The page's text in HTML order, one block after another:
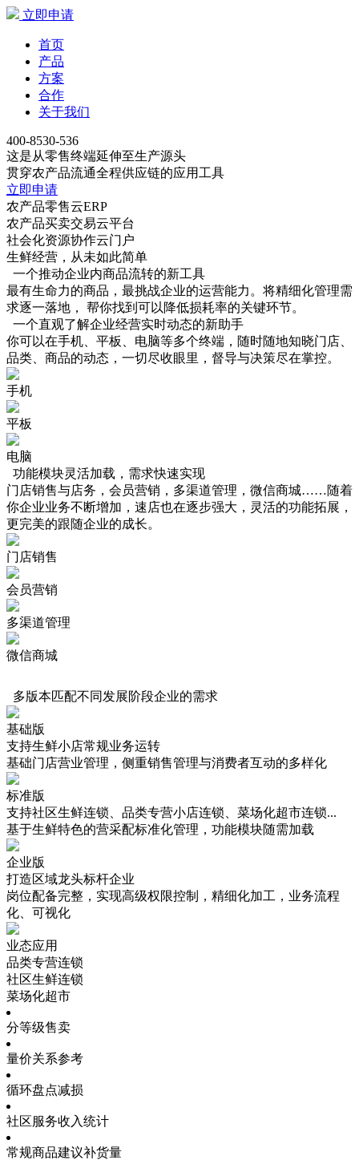
立即申请
首页
产品
方案
合作
关于我们
400-8530-536
这是从零售终端延伸至生产源头
贯穿农产品流通全程供应链的应用工具
立即申请
农产品零售云ERP
农产品买卖交易云平台
社会化资源协作云门户
生鲜经营，从未如此简单
一个推动企业内商品流转的新工具
最有生命力的商品，最挑战企业的运营能力。将精细化管理需
求逐一落地， 帮你找到可以降低损耗率的关键环节。
一个直观了解企业经营实时动态的新助手
你可以在手机、平板、电脑等多个终端，随时随地知晓门店、
品类、商品的动态，一切尽收眼里，督导与决策尽在掌控。
手机
平板
电脑
功能模块灵活加载，需求快速实现
门店销售与店务，会员营销，多渠道管理，微信商城……随着
你企业业务不断增加，速店也在逐步强大，灵活的功能拓展，
更完美的跟随企业的成长。
门店销售
会员营销
多渠道管理
微信商城
多版本匹配不同发展阶段企业的需求
基础版
支持生鲜小店常规业务运转
基础门店营业管理，侧重销售管理与消费者互动的多样化
标准版
支持社区生鲜连锁、品类专营小店连锁、菜场化超市连锁...
基于生鲜特色的营采配标准化管理，功能模块随需加载
企业版
打造区域龙头标杆企业
岗位配备完整，实现高级权限控制，精细化加工，业务流程
化、可视化
业态应用
品类专营连锁
社区生鲜连锁
菜场化超市
分等级售卖
量价关系参考
循环盘点减损
社区服务收入统计
常规商品建议补货量